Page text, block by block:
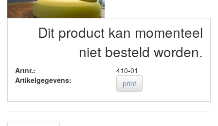
Dit product kan momenteel
niet besteld worden.
Artnr.:
410-01
Artikelgegevens:
print